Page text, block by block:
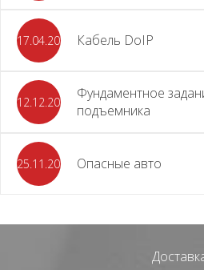
17.04.2024 Кабель DoIP
12.12.2023
Фундаментное
подъемника
25.11.2023 Опасные авто